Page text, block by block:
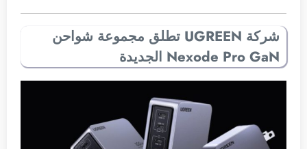
شركة UGREEN تطلق مجموعة شواحن
Nexode Pro GaN الجديدة